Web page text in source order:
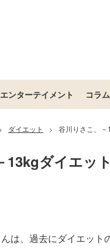
エンターテイメント コラム
> ダイエット > 谷川りさこ、
13kgダイエッ
は、過去にダイエッ